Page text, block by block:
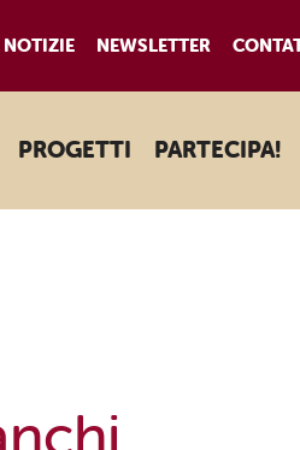
NOTIZIE
NEWSLETTER
PROGETTI PARTECIPA!